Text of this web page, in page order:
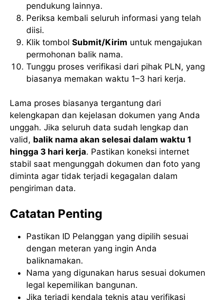
pendukung lainnya.
Periksa kembali seluruh informasi yang telah
diisi.
Klik tombol Submit/Kirim untuk mengajukan
permohonan balik nama.
Tunggu proses verifikasi dari pihak PLN, yang
biasanya memakan waktu 1–3 hari kerja.
Lama proses biasanya tergantung dari
kelengkapan dan kejelasan dokumen yang Anda
unggah. Jika seluruh data sudah lengkap dan
valid, balik nama akan selesai dalam waktu 1
hingga 3 hari kerja. Pastikan koneksi internet
stabil saat mengunggah dokumen dan foto yang
diminta agar tidak terjadi kegagalan dalam
pengiriman data.
Catatan Penting
Pastikan ID Pelanggan yang dipilih sesuai
dengan meteran yang ingin Anda
baliknamakan.
Nama yang digunakan harus sesuai dokumen
legal kepemilikan bangunan.
Jika terjadi kendala teknis atau verifikasi